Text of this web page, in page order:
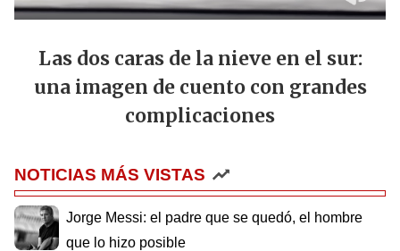
Las dos caras de la nieve en el sur:
una imagen de cuento con grandes
complicaciones
NOTICIAS MÁS VISTAS
Jorge Messi: el padre que se quedó, el hombre
que lo hizo posible